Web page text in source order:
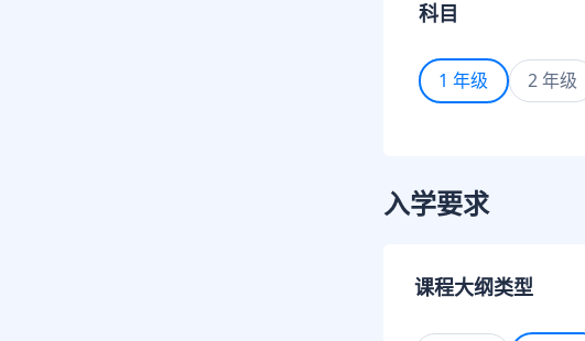
科目
1 年级 2 年级
入学要求
课程大纲类型